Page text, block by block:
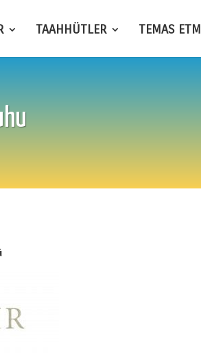
TAAHHÜTLER TEMAS